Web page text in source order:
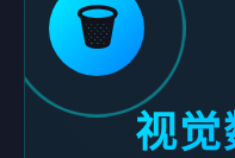
🗑️
视觉